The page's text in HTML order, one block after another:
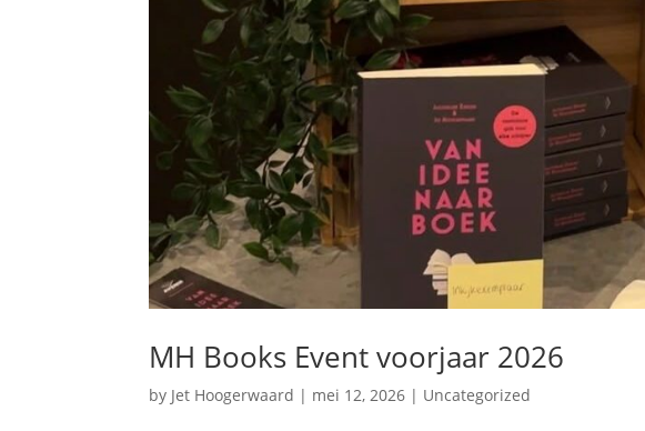
MH Books Event voorjaar 2026
by Jet Hoogerwaard | mei 12, 2026 | Uncategorized